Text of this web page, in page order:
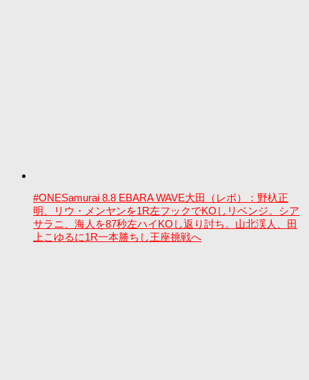
#ONESamurai 8.8 EBARA WAVE大田（レポ）：野杁正
明、リウ・メンヤンを1R左フックでKOしリベンジ。シア
サラニ、海人を87秒左ハイKOし返り討ち。山北渓人、田
上こゆるに1R一本勝ちし王座挑戦へ